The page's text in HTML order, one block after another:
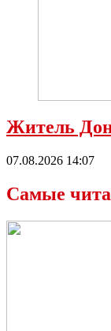
Житель
07.08.2026 14:07
Самые